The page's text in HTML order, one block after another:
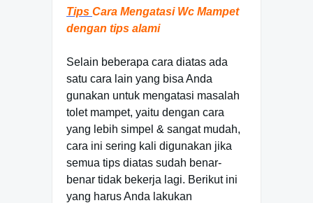
Tips Cara Mengatasi Wc Mampet
dengan tips alami
Selain beberapa cara diatas ada
satu cara lain yang bisa Anda
gunakan untuk mengatasi masalah
tolet mampet, yaitu dengan cara
yang lebih simpel & sangat mudah,
cara ini sering kali digunakan jika
semua tips diatas sudah benar-
benar tidak bekerja lagi. Berikut ini
yang harus Anda lakukan